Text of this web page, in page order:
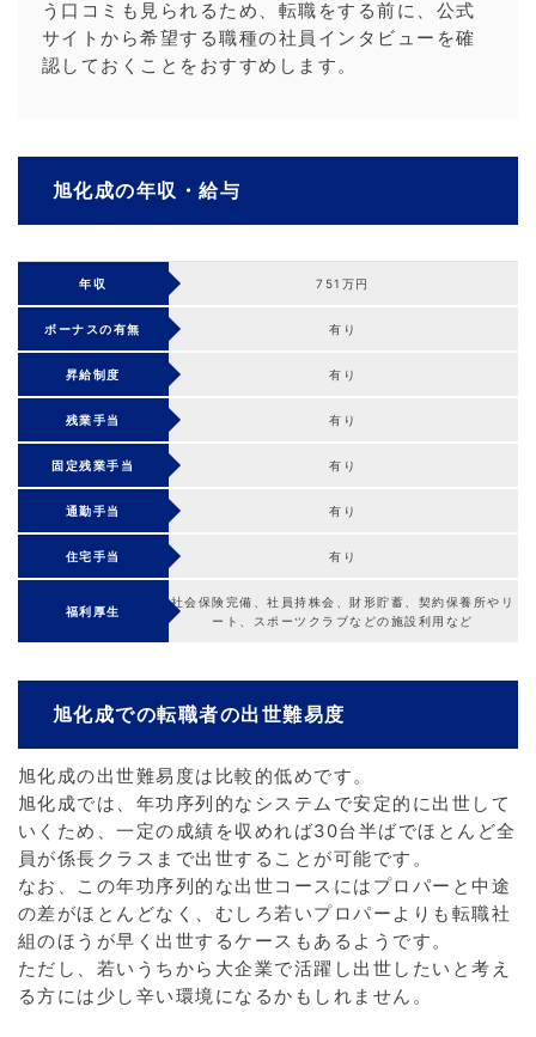
う口コミも見られるため、転職をする前に、公式
サイトから希望する職種の社員インタビューを確
認しておくことをおすすめします。
旭化成の年収・給与
年収 751万円
ボーナスの有無 有り
昇給制度 有り
残業手当 有り
固定残業手当 有り
通勤手当 有り
住宅手当 有り
福利厚生
社会保険完備、社員持株会、財形貯蓄、契約保養所やリ
ート、スポーツクラブなどの施設利用など
旭化成での転職者の出世難易度
旭化成の出世難易度は比較的低めです。
旭化成では、年功序列的なシステムで安定的に出世して
いくため、一定の成績を収めれば30台半ばでほとんど全
員が係長クラスまで出世することが可能です。
なお、この年功序列的な出世コースにはプロパーと中途
の差がほとんどなく、むしろ若いプロパーよりも転職社
組のほうが早く出世するケースもあるようです。
ただし、若いうちから大企業で活躍し出世したいと考え
る方には少し辛い環境になるかもしれません。